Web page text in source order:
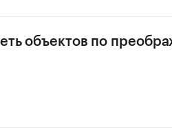
объектов по